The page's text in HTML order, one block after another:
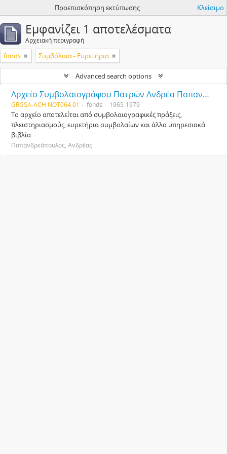
Προεπισκόπηση εκτύπωσης Κλείσιμο
Εμφανίζει 1 αποτελέσματα
Αρχειακή περιγραφή
fonds Συμβόλαια - Ευρετήρια
Advanced search options
Αρχείο Συμβολαιογράφου Πατρών Ανδρέα Παπανδρεόπουλου
GRGSA-ACH NOT064.01 fonds 1965-1979
Το αρχείο αποτελείται από συμβολαιογραφικές πράξεις,
πλειστηριασμούς, ευρετήρια συμβολαίων και άλλα υπηρεσιακά
βιβλία.
Παπανδρεόπουλος, Ανδρέας